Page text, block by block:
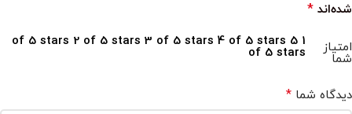
شده‌اند *
امتیاز
شما
1 of 5 stars
2 of 5 stars 3 of 5 stars 4 of 5 stars 5
of 5 stars
دیدگاه شما *